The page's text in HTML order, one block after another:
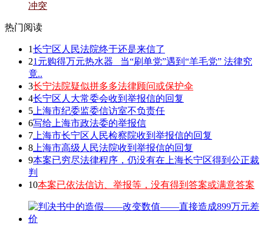
冲突
热门阅读
1长宁区人民法院终于还是来信了
21元购得万元热水器 _当“刷单党”遇到“羊毛党” 法律究
竟..
3长宁法院疑似拼多多法律顾问或保护伞
4长宁区人大常委会收到举报信的回复
5 上海市纪委监委信访室不负责任
6写给上海市政法委的举报信
7 上海市长宁区人民检察院收到举报信的回复
8 上海市高级人民法院收到举报信的回复
9本案已穷尽法律程序，仍没有在上海长宁区得到公正裁
判
10本案已依法信访、举报等，没有得到答案或满意答案